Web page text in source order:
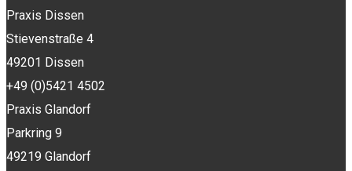
Praxis Dissen
Stievenstraße 4
49201 Dissen
+49 (0)5421 4502
Praxis Glandorf
Parkring 9
49219 Glandorf